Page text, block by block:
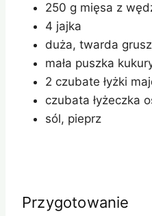
250 g mięsa z
4 jajka
duża, twarda
mała puszka
2 czubate łyżki
czubata łyżeczka
sól, pieprz
Przygotowanie